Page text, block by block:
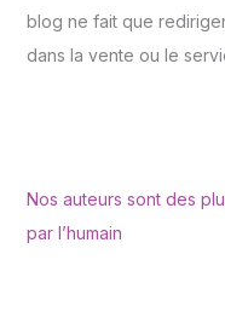
blog ne fait que
dans la vente ou le
Nos auteurs sont des
par l’humain